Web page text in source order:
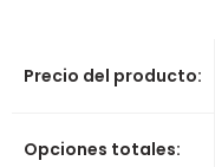
Precio del producto:
Opciones totales: